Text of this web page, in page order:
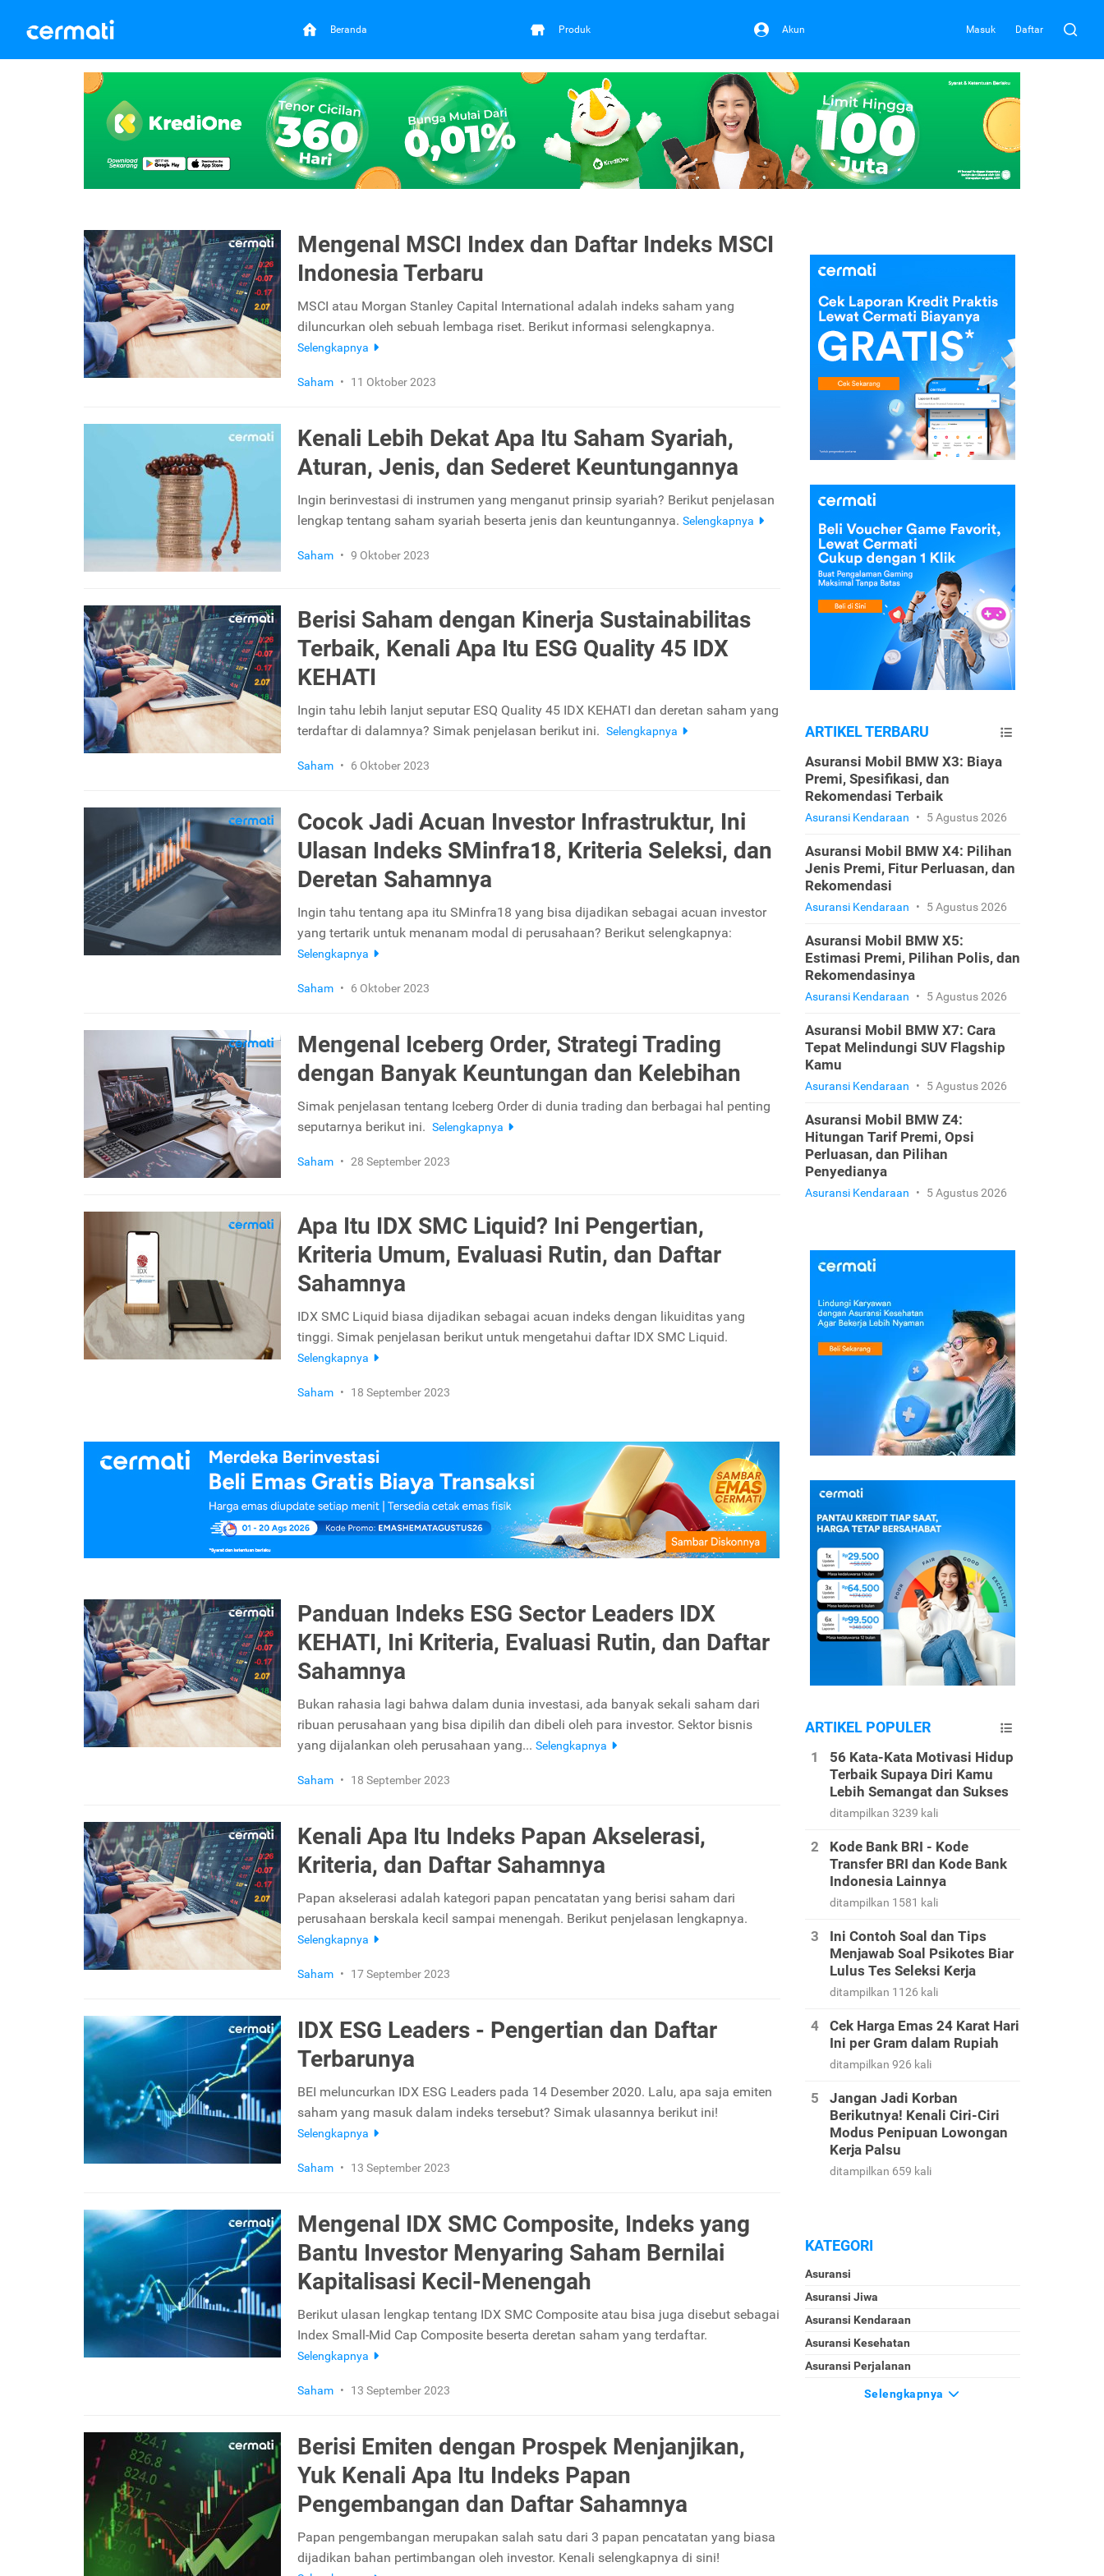
Beranda Produk Akun Masuk Daftar
Mengenal MSCI Index dan Daftar Indeks MSCI
Indonesia Terbaru
MSCI atau Morgan Stanley Capital International adalah indeks saham yang
diluncurkan oleh sebuah lembaga riset. Berikut informasi selengkapnya.
Selengkapnya
Saham • 11 Oktober 2023
Kenali Lebih Dekat Apa Itu Saham Syariah,
Aturan, Jenis, dan Sederet Keuntungannya
Ingin berinvestasi di instrumen yang menganut prinsip syariah? Berikut penjelasan
lengkap tentang saham syariah beserta jenis dan keuntungannya. Selengkapnya
Saham • 9 Oktober 2023
Berisi Saham dengan Kinerja Sustainabilitas
Terbaik, Kenali Apa Itu ESG Quality 45 IDX
KEHATI
Ingin tahu lebih lanjut seputar ESQ Quality 45 IDX KEHATI dan deretan saham yang
terdaftar di dalamnya? Simak penjelasan berikut ini. Selengkapnya
Saham • 6 Oktober 2023
Cocok Jadi Acuan Investor Infrastruktur, Ini
Ulasan Indeks SMinfra18, Kriteria Seleksi, dan
Deretan Sahamnya
Ingin tahu tentang apa itu SMinfra18 yang bisa dijadikan sebagai acuan investor
yang tertarik untuk menanam modal di perusahaan? Berikut selengkapnya:
Selengkapnya
Saham • 6 Oktober 2023
Mengenal Iceberg Order, Strategi Trading
dengan Banyak Keuntungan dan Kelebihan
Simak penjelasan tentang Iceberg Order di dunia trading dan berbagai hal penting
seputarnya berikut ini. Selengkapnya
Saham • 28 September 2023
Apa Itu IDX SMC Liquid? Ini Pengertian,
Kriteria Umum, Evaluasi Rutin, dan Daftar
Sahamnya
IDX SMC Liquid biasa dijadikan sebagai acuan indeks dengan likuiditas yang
tinggi. Simak penjelasan berikut untuk mengetahui daftar IDX SMC Liquid.
Selengkapnya
Saham • 18 September 2023
Panduan Indeks ESG Sector Leaders IDX
KEHATI, Ini Kriteria, Evaluasi Rutin, dan Daftar
Sahamnya
Bukan rahasia lagi bahwa dalam dunia investasi, ada banyak sekali saham dari
ribuan perusahaan yang bisa dipilih dan dibeli oleh para investor. Sektor bisnis
yang dijalankan oleh perusahaan yang... Selengkapnya
Saham • 18 September 2023
Kenali Apa Itu Indeks Papan Akselerasi,
Kriteria, dan Daftar Sahamnya
Papan akselerasi adalah kategori papan pencatatan yang berisi saham dari
perusahaan berskala kecil sampai menengah. Berikut penjelasan lengkapnya.
Selengkapnya
Saham • 17 September 2023
IDX ESG Leaders - Pengertian dan Daftar
Terbarunya
BEI meluncurkan IDX ESG Leaders pada 14 Desember 2020. Lalu, apa saja emiten
saham yang masuk dalam indeks tersebut? Simak ulasannya berikut ini!
Selengkapnya
Saham • 13 September 2023
Mengenal IDX SMC Composite, Indeks yang
Bantu Investor Menyaring Saham Bernilai
Kapitalisasi Kecil-Menengah
Berikut ulasan lengkap tentang IDX SMC Composite atau bisa juga disebut sebagai
Index Small-Mid Cap Composite beserta deretan saham yang terdaftar.
Selengkapnya
Saham • 13 September 2023
Berisi Emiten dengan Prospek Menjanjikan,
Yuk Kenali Apa Itu Indeks Papan
Pengembangan dan Daftar Sahamnya
Papan pengembangan merupakan salah satu dari 3 papan pencatatan yang biasa
dijadikan bahan pertimbangan oleh investor. Kenali selengkapnya di sini!
ARTIKEL TERBARU
Asuransi Mobil BMW X3: Biaya
Premi, Spesifikasi, dan
Rekomendasi Terbaik
Asuransi Kendaraan • 5 Agustus 2026
Asuransi Mobil BMW X4: Pilihan
Jenis Premi, Fitur Perluasan, dan
Rekomendasi
Asuransi Kendaraan • 5 Agustus 2026
Asuransi Mobil BMW X5:
Estimasi Premi, Pilihan Polis, dan
Rekomendasinya
Asuransi Kendaraan • 5 Agustus 2026
Asuransi Mobil BMW X7: Cara
Tepat Melindungi SUV Flagship
Kamu
Asuransi Kendaraan • 5 Agustus 2026
Asuransi Mobil BMW Z4:
Hitungan Tarif Premi, Opsi
Perluasan, dan Pilihan
Penyedianya
Asuransi Kendaraan • 5 Agustus 2026
ARTIKEL POPULER
56 Kata-Kata Motivasi Hidup
Terbaik Supaya Diri Kamu
Lebih Semangat dan Sukses
ditampilkan 3239 kali
Kode Bank BRI - Kode
Transfer BRI dan Kode Bank
Indonesia Lainnya
ditampilkan 1581 kali
Ini Contoh Soal dan Tips
Menjawab Soal Psikotes Biar
Lulus Tes Seleksi Kerja
ditampilkan 1126 kali
Cek Harga Emas 24 Karat Hari
Ini per Gram dalam Rupiah
ditampilkan 926 kali
Jangan Jadi Korban
Berikutnya! Kenali Ciri-Ciri
Modus Penipuan Lowongan
Kerja Palsu
ditampilkan 659 kali
KATEGORI
Asuransi
Asuransi Jiwa
Asuransi Kendaraan
Asuransi Kesehatan
Asuransi Perjalanan
Selengkapnya